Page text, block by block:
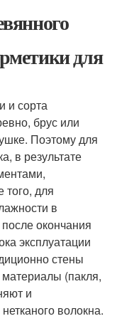
для
и сорта
брус или
Поэтому для
в результате
того, для
в
окончания
эксплуатации
стены
(пакля,
и
волокна.